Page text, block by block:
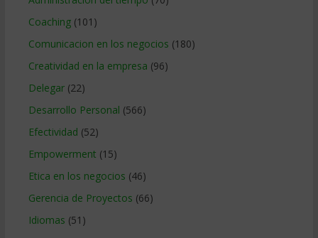
Coaching(101)
Comunicacion en los negocios (180)
Creatividad en la empresa (96)
Delegar(22)
Desarrollo Personal (566)
Efectividad (52)
Empowerment (15)
Etica en los negocios (46)
Gerencia de Proyectos (66)
Idiomas (51)